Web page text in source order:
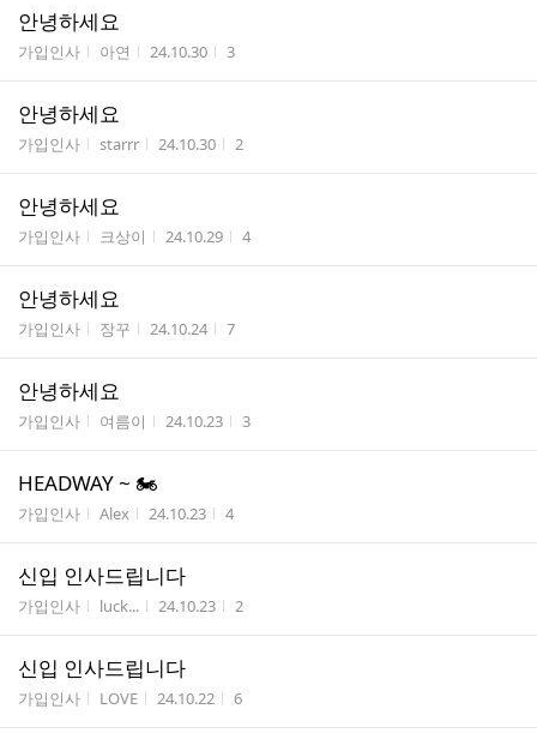
안녕하세요
게시판명
가입인사 작성자
아연 작성시간
24.10.30 조회수
3
안녕하세요
게시판명
가입인사 작성자
starrr 작성시간
24.10.30 조회수
2
안녕하세요
게시판명
가입인사 작성자
크상이 작성시간
24.10.29 조회수
4
안녕하세요
게시판명
가입인사 작성자
장꾸 작성시간
24.10.24 조회수
7
안녕하세요
게시판명
가입인사 작성자
여름이 작성시간
24.10.23 조회수
3
HEADWAY ~ 🏍️
게시판명
가입인사 작성자
Alex 작성시간
24.10.23 조회수
4
신입 인사드립니다
게시판명
가입인사 작성자
luck... 작성시간
24.10.23 조회수
2
신입 인사드립니다
게시판명
가입인사 작성자
LOVE 작성시간
24.10.22 조회수
6